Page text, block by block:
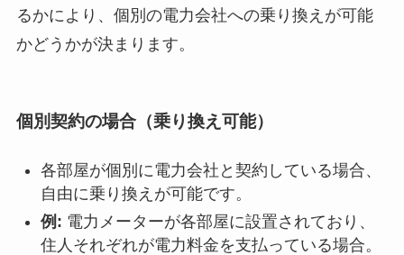
るかにより、個別の電力会社への乗り換えが可能
かどうかが決まります。
個別契約の場合（乗り換え可能）
各部屋が個別に電力会社と契約している場合、
自由に乗り換えが可能です。
例: 電力メーターが各部屋に設置されており、
住人それぞれが電力料金を支払っている場合。